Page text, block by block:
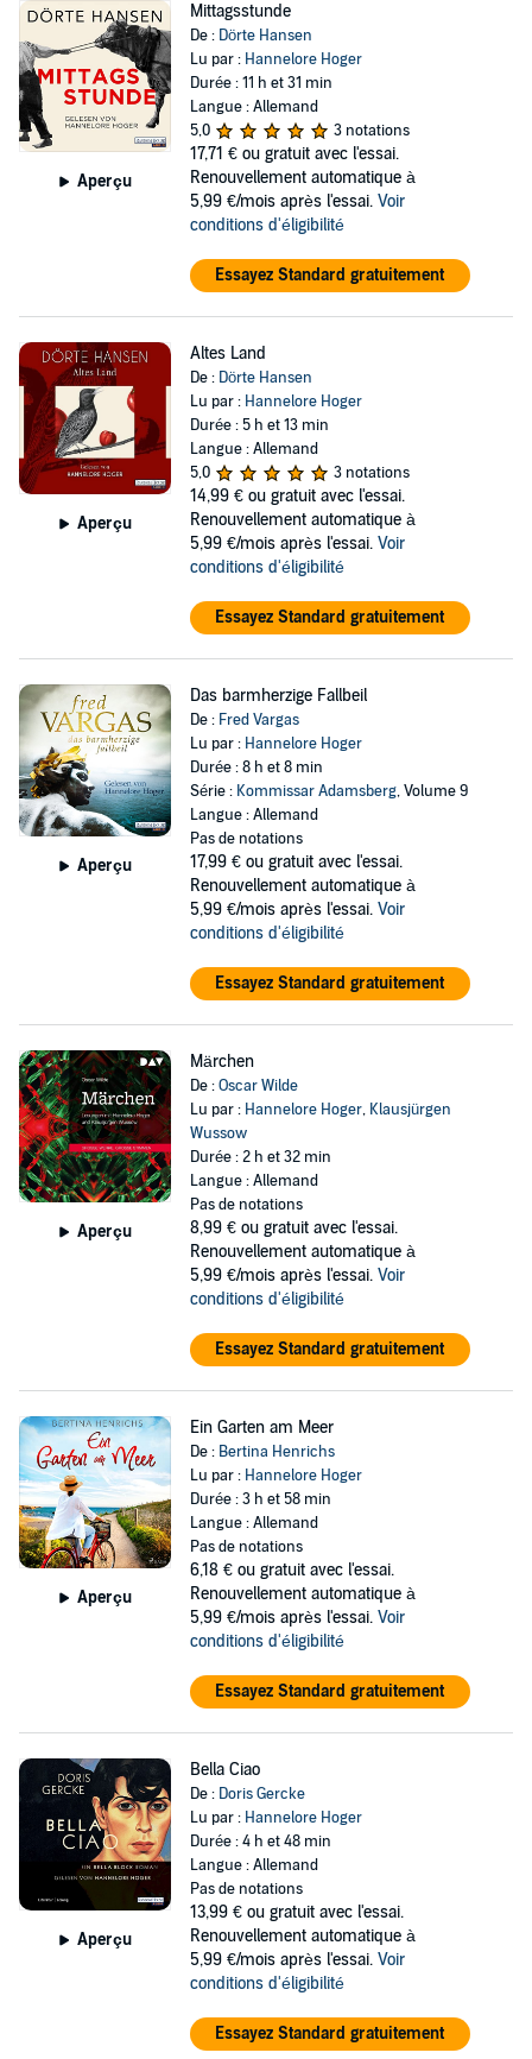
Aperçu
Mittagsstunde
De : Dörte Hansen
Lu par : Hannelore Hoger
Durée : 11 h et 31 min
Langue : Allemand
5,0
3 notations
17,71 € ou gratuit avec l'essai.
Renouvellement automatique à
5,99 €/mois après l'essai. Voir
conditions d'éligibilité
Essayez Standard gratuitement
Aperçu
Altes Land
De : Dörte Hansen
Lu par : Hannelore Hoger
Durée : 5 h et 13 min
Langue : Allemand
5,0
3 notations
14,99 € ou gratuit avec l'essai.
Renouvellement automatique à
5,99 €/mois après l'essai. Voir
conditions d'éligibilité
Essayez Standard gratuitement
Aperçu
Das barmherzige Fallbeil
De : Fred Vargas
Lu par : Hannelore Hoger
Durée : 8 h et 8 min
Série : Kommissar Adamsberg, Volume 9
Langue : Allemand
Pas de notations
17,99 € ou gratuit avec l'essai.
Renouvellement automatique à
5,99 €/mois après l'essai. Voir
conditions d'éligibilité
Essayez Standard gratuitement
Aperçu
Märchen
De :Oscar Wilde
Lu par : Hannelore Hoger, Klausjürgen
Wussow
Durée : 2 h et 32 min
Langue : Allemand
Pas de notations
8,99 € ou gratuit avec l'essai.
Renouvellement automatique à
5,99 €/mois après l'essai. Voir
conditions d'éligibilité
Essayez Standard gratuitement
Aperçu
Ein Garten am Meer
De : Bertina Henrichs
Lu par : Hannelore Hoger
Durée : 3 h et 58 min
Langue : Allemand
Pas de notations
6,18 € ou gratuit avec l'essai.
Renouvellement automatique à
5,99 €/mois après l'essai. Voir
conditions d'éligibilité
Essayez Standard gratuitement
Aperçu
Bella Ciao
De : Doris Gercke
Lu par : Hannelore Hoger
Durée : 4 h et 48 min
Langue : Allemand
Pas de notations
13,99 € ou gratuit avec l'essai.
Renouvellement automatique à
5,99 €/mois après l'essai. Voir
conditions d'éligibilité
Essayez Standard gratuitement